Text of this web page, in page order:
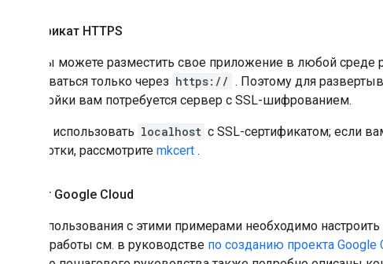
Сертификат HTTPS
Хотя вы можете разместить свое приложение в любой
пользоваться только через https:// . Поэтому для
надстройки вам потребуется сервер с SSL-шифрованием.
Можно использовать localhost с SSL-сертификатом; если
разработки, рассмотрите mkcert .
Проект Google Cloud
Для использования с этими примерами необходимо
начала работы см. в руководстве по созданию проекта Google